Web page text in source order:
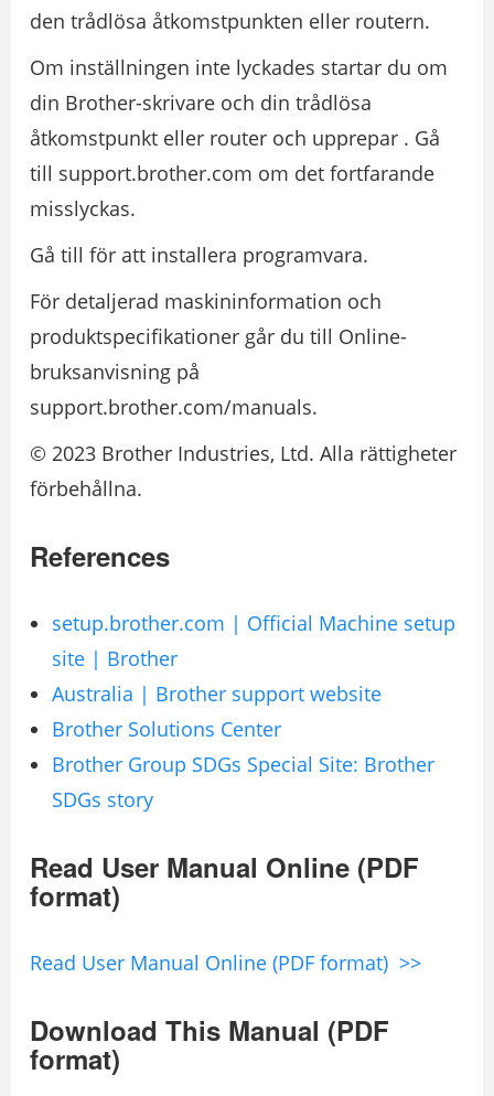
den trådlösa åtkomstpunkten eller routern.
Om inställningen inte lyckades startar du om
din Brother-skrivare och din trådlösa
åtkomstpunkt eller router och upprepar . Gå
till support.brother.com om det fortfarande
misslyckas.
Gå till för att installera programvara.
För detaljerad maskininformation och
produktspecifikationer går du till Online-
bruksanvisning på
support.brother.com/manuals.
© 2023 Brother Industries, Ltd. Alla rättigheter
förbehållna.
References
setup.brother.com | Official Machine setup
site | Brother
Australia | Brother support website
Brother Solutions Center
Brother Group SDGs Special Site: Brother
SDGs story
Read User Manual Online (PDF
format)
Read User Manual Online (PDF format) >>
Download This Manual (PDF
format)